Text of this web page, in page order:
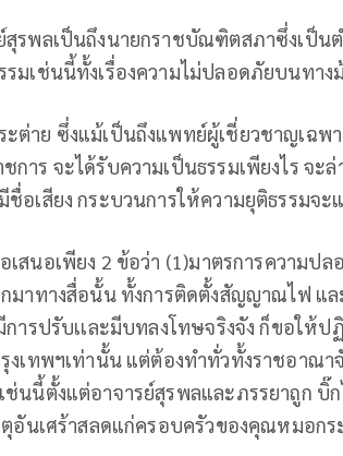
รพลเป็นถึงนายกราชบัณฑิตสภาซึ่งเป็น
มเช่นนี้ทั้งเรื่องความไม่ปลอดภัยบนทาง
ต่าย ซึ่งแม้เป็นถึงแพทย์ผู้เชี่ยวชาญเฉพ
าร จะได้รับความเป็นธรรมเพียงไร จะ
อเสียง กระบวนการให้ความยุติธรรมจะ
สนอเพียง 2 ข้อว่า (1)มาตรการความป
มาทางสื่อนั้น ทั้งการติดตั้งสัญญาณไฟ แ
การปรับเเละมีบทลงโทษจริงจัง ก็ขอให้ป
งเทพฯเท่านั้น แต่ต้องทำทั่วทั้งราชอาณา
ช่นนี้ตั้งแต่อาจารย์สุรพลและภรรยาถูก
ตุอันเศร้าสลดแก่ครอบครัวของคุณหมอก